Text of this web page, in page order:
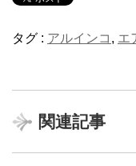
タグ : アルインコ , エ
関連記事